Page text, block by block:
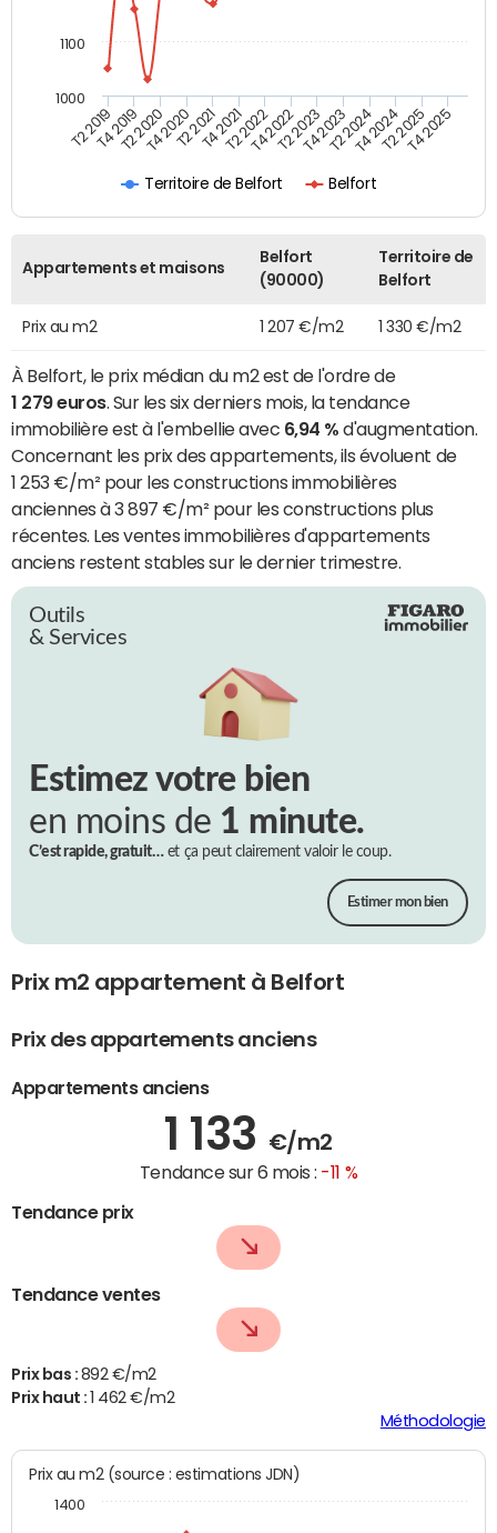
Territoire de Belfort Belfort
T2 2019T4 2019T2 2020T4 2020T2 2021T4 2021T2 2022T4 2022T2 2023T4 2023T2 2024T4 2024T2 2025T4 2025
1000
1100
Appartements et maisons
Belfort
(90000)
Territoire de
Belfort
Prix au m2 1 207 €/m2 1 330 €/m2
À Belfort, le prix médian du m2 est de l'ordre de
1 279 euros. Sur les six derniers mois, la tendance
immobilière est à l'embellie avec 6,94 % d'augmentation.
Concernant les prix des appartements, ils évoluent de
1 253 €/m² pour les constructions immobilières
anciennes à 3 897 €/m² pour les constructions plus
récentes. Les ventes immobilières d'appartements
anciens restent stables sur le dernier trimestre.
Outils
& Services
Estimez votre bien
en moins de 1 minute.
C’est rapide, gratuit…et ça peut clairement valoir le coup.
Estimer mon bien
Prix m2 appartement à Belfort
Prix des appartements anciens
Appartements anciens
1 133 €/m2
Tendance sur 6 mois : -11 %
Tendance prix
Tendance ventes
Prix bas : 892 €/m2
Prix haut :1 462 €/m2
Méthodologie
Prix au m2 (source : estimations JDN)
1400